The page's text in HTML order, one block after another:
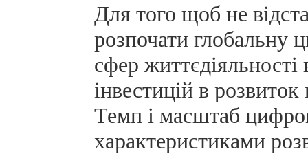
Для того щоб не
розпочати глобальну
сфер
інвестицій в
Темп і масштаб
характеристиками